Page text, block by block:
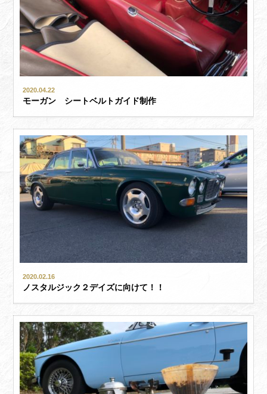
2020.04.22
モーガン シートベルトガイド制作
2020.02.16
ノスタルジック２デイズに向けて！！